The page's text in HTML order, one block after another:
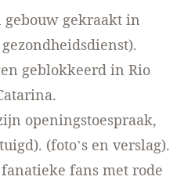
gebouw gekraakt in
geblokkeerd in Rio
openingstoespraak,
(foto’s en verslag).
fans met rode